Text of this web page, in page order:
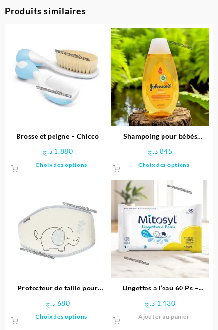
Produits similaires
Brosse et peigne – Chicco
1.880 د.ج
Choix des options
plusieurs
variations.
Les
options
peuvent
être
choisies
page
Shampoing pour bébés
845 د.ج
Choix des options
Les
options
être
choisies
la
page
Protecteur de taille pour
680 د.ج
Choix des options
Lingettes a l’eau 60 Ps –
1.430 د.ج
Ajouter au panier